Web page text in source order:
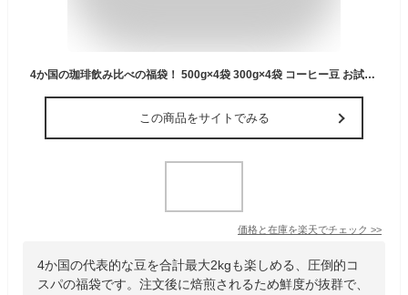
4か国の珈琲飲み比べの福袋！ 500g×4袋 300g×4袋 コーヒー豆 お試しセット 計1.2kg-2kg 送料無料 お好み焙煎 大容量 業務用 コロンビアスプレモ/ブラジルサントス/ ガテマラ/ モカレケンプティー 珈琲豆 飲み比べ 福袋
この商品をサイトでみる
価格と在庫を楽天でチェック >>
4か国の代表的な豆を合計最大2kgも楽しめる、圧倒的コ
スパの福袋です。注文後に焙煎されるため鮮度が抜群で、